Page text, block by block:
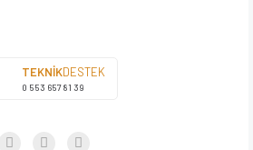
TEKNİKDESTEK
0 553 657 81 39